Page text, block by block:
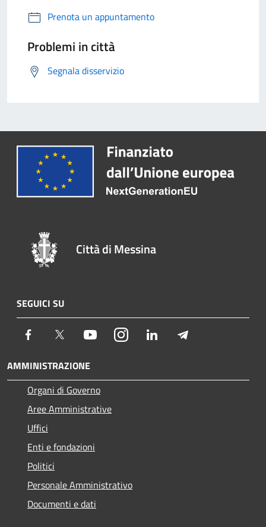
Prenota un appuntamento
Problemi in città
Segnala disservizio
Città di Messina
SEGUICI SU
Facebook Twitter YoutubeInstagram LinkedIn
AMMINISTRAZIONE
Organi di Governo
Aree Amministrative
Uffici
Enti e fondazioni
Politici
Personale Amministrativo
Documenti e dati